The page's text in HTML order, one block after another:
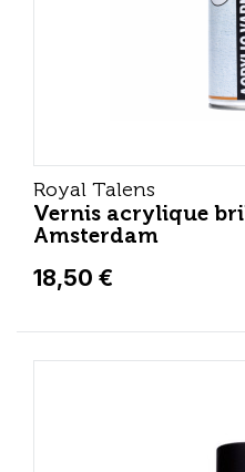
Royal Talens
Vernis acrylique
Amsterdam
18,50 €